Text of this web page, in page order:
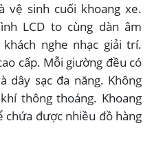
vệ sinh cuối khoang xe.
LCD to cùng dàn âm
nghe nhạc giải trí.
cấp. Mỗi giường đều có
dây sạc đa năng. Không
thông thoáng. Khoang
chứa được nhiều đồ hàng